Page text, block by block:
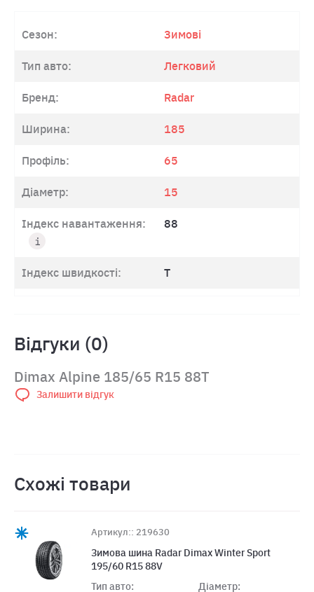
Сезон: Зимові
Тип авто: Легковий
Бренд: Radar
Ширина: 185
Профіль: 65
Діаметр: 15
Індекс навантаження: 88
Індекс швидкості: T
Відгуки (0)
Dimax Alpine 185/65 R15 88T
Залишити відгук
Схожі товари
Артикул:: 219630
Зимова шина Radar Dimax Winter Sport
195/60 R15 88V
Тип авто:
Діаметр: